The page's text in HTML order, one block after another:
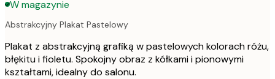
W magazynie
Abstrakcyjny Plakat Pastelowy
Plakat z abstrakcyjną grafiką w pastelowych kolorach różu,
błękitu i fioletu. Spokojny obraz z kółkami i pionowymi
kształtami, idealny do salonu.